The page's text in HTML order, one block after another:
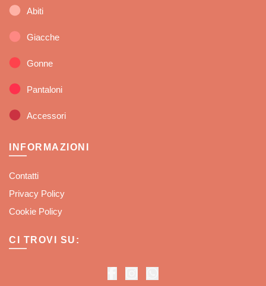
Abiti
Giacche
Gonne
Pantaloni
Accessori
INFORMAZIONI
Contatti
Privacy Policy
Cookie Policy
CI TROVI SU: